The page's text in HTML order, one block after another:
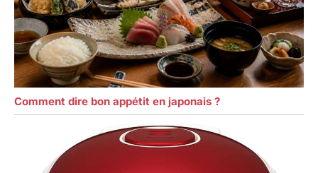
Comment dire bon appétit en japonais ?